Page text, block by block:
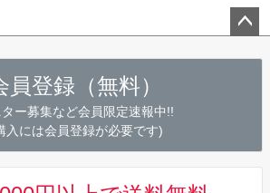
員登録（無料）
ー募集など会員限定速報中!!
入には会員登録が必要です)